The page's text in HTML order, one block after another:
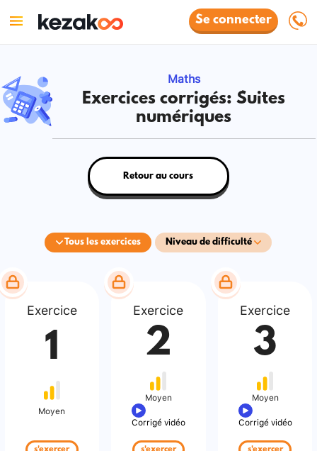
Se connecter
Maths
Exercices corrigés: Suites
numériques
Tous les exercices Niveau de difficulté
Retour au cours
Exercice
1
Moyen
Exercice
2
Moyen
Corrigé vidéo
Exercice
3
Moyen
Corrigé vidéo